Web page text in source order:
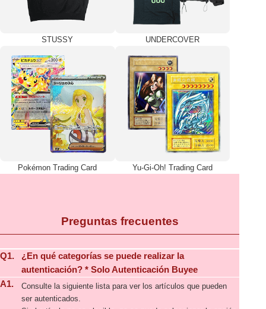
STUSSY UNDERCOVER
Pokémon Trading Card Yu-Gi-Oh! Trading Card
Preguntas frecuentes
Q1.
¿En qué categorías se puede realizar la
autenticación? * Solo Autenticación Buyee
A1.
Consulte la siguiente lista para ver los artículos que pueden
ser autenticados.